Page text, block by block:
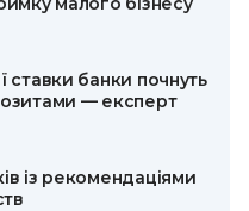
ставки банки почнуть
— експерт
із рекомендаціями